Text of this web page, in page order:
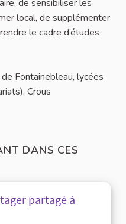
de sensibiliser les
local, de supplémenter
le cadre d’études
Fontainebleau, lycées
Crous
: Vie étudiante
DANS CES
partagé à